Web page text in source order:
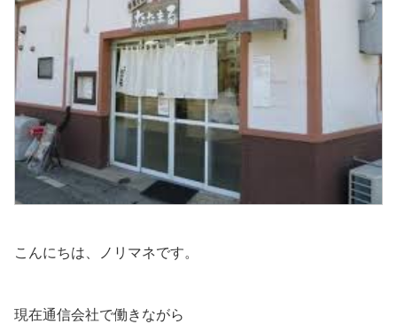
こんにちは、ノリマネです。
現在通信会社で働きながら